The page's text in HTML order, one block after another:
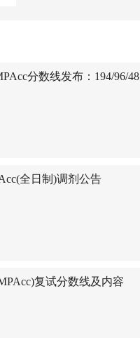
分数线发布：194/96/48
全日制)调剂公告
复试分数线及内容